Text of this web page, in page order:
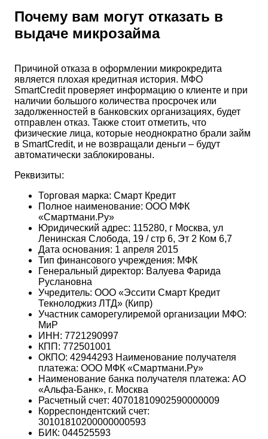
Почему вам могут отказать в
выдаче микрозайма
Причиной отказа в оформлении микрокредита
является плохая кредитная история. МФО
SmartCredit проверяет информацию о клиенте и при
наличии большого количества просрочек или
задолженностей в банковских организациях, будет
отправлен отказ. Также стоит отметить, что
физические лица, которые неоднократно брали займ
в SmartCredit, и не возвращали деньги – будут
автоматически заблокированы.
Реквизиты:
Торговая марка: Смарт Кредит
Полное наименование: ООО МФК
«Смартмани.Ру»
Юридический адрес: 115280, г Москва, ул
Ленинская Слобода, 19 / стр 6, Эт 2 Ком 6,7
Дата основания: 1 апреля 2015
Тип финансового учреждения: МФК
Генеральный директор: Валуева Фарида
Руслановна
Учредитель: ООО «Эссити Смарт Кредит
Текнолоджиз ЛТД» (Кипр)
Участник саморегулиремой организации МФО:
МиР
ИНН: 7721290997
КПП: 772501001
ОКПО: 42944293 Наименование получателя
платежа: ООО МФК «Смартмани.Ру»
Наименование банка получателя платежа: АО
«Альфа-Банк», г. Москва
Расчетный счет: 40701810902590000009
Корреспондентский счет:
30101810200000000593
БИК: 044525593